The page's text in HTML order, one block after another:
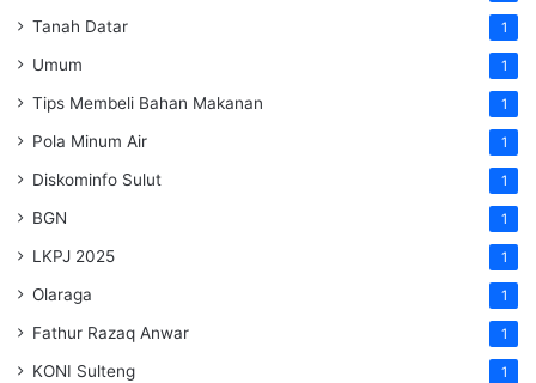
Tanah Datar 1
Umum 1
Tips Membeli Bahan Makanan 1
Pola Minum Air 1
Diskominfo Sulut 1
BGN 1
LKPJ 2025 1
Olaraga 1
Fathur Razaq Anwar 1
KONI Sulteng 1